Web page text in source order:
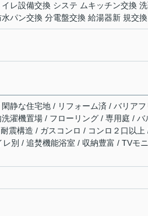
レ設備交換 システ ムキッチン交換
パン交換 分電盤交換 給湯器新 規交
静な住宅地 / リフォーム済 / バリア
濯機置場 / フローリング / 専用庭 /
震構造 / ガスコンロ / コンロ２口以
別 / 追焚機能浴室 / 収納豊富 / TVモ